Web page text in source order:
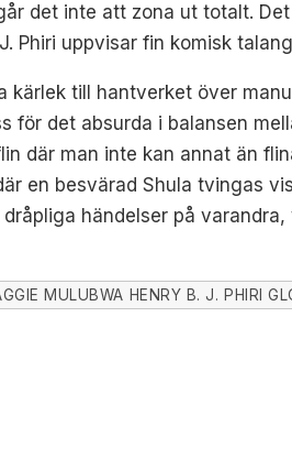
det inte att zona ut totalt.
Phiri uppvisar fin komisk
kärlek till hantverket över
för det absurda i balansen
där man inte kan annat än
en besvärad Shula tvingas
händelser på
MULUBWA HENRY B. J. PHIRI